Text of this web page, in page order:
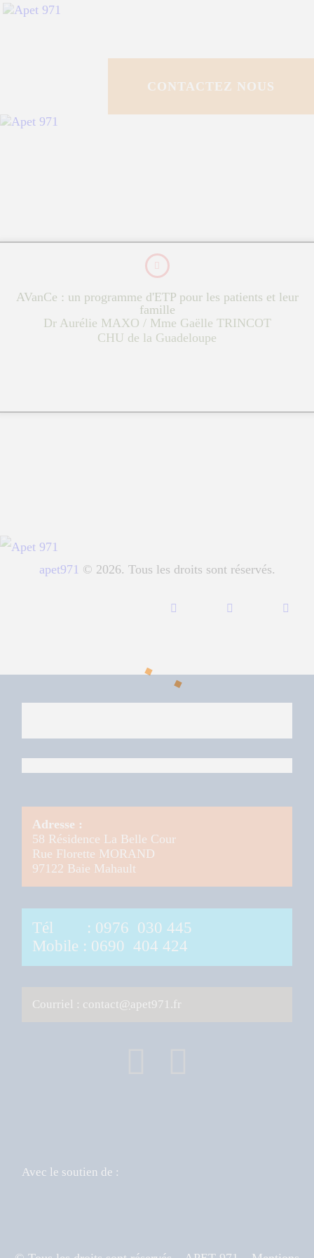
CONTACTEZ NOUS
ACCUEIL
QUI SOMMES NOUS ?
DOCUMENTAIRE
ACTUALITÉS
FORMATION
AVanCe : un programme d'ETP pour les patients et leur
famille
Dr Aurélie MAXO / Mme Gaëlle TRINCOT
CHU de la Guadeloupe
apet971 © 2026. Tous les droits sont réservés.
Adresse :
58 Résidence La Belle Cour
Rue Florette MORAND
97122 Baie Mahault
Tél : 0976 030 445
Mobile : 0690 404 424
Courriel : contact@apet971.fr
Avec le soutien de :